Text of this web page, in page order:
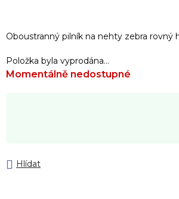
Oboustranný pilník na nehty zebra rovný
Položka byla vyprodána…
Momentálně nedostupné
Hlídat